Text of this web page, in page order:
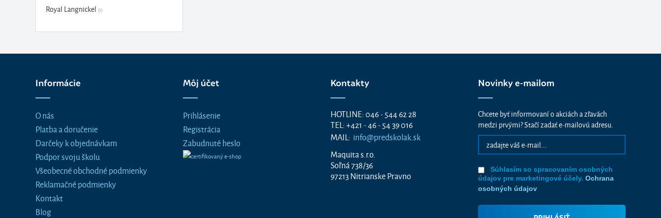
Royal Langnickel (1)
Informácie
O nás
Platba a doručenie
Darčeky k objednávkam
Podpor svoju školu
Všeobecné obchodné podmienky
Reklamačné podmienky
Kontakt
Blog
Môj účet
Prihlásenie
Registrácia
Zabudnuté heslo
Kontakty
HOTLINE: 046 - 544 62 28
TEL: +421 - 46 - 54 39 016
MAIL: info@predskolak.sk
Maquita s.r.o.
Soľná 738/36
97213 Nitrianske Pravno
Novinky e-mailom
Chcete byť informovaní o akciách a zľavách
medzi prvými? Stačí zadať e-mailovú adresu.
Súhlasím so spracovaním osobných
údajov pre marketingové účely. Ochrana
osobných údajov